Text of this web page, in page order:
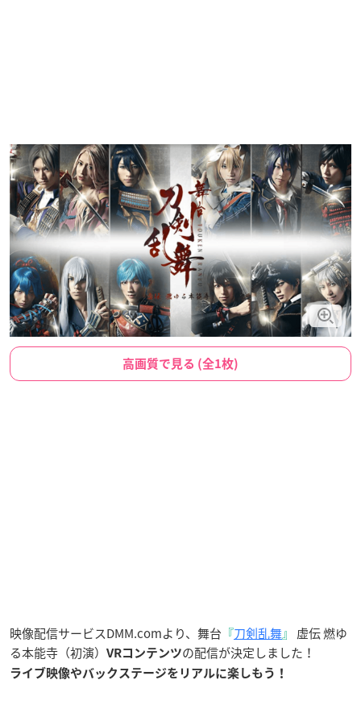
高画質で見る (全1枚)
映像配信サービスDMM.comより、舞台 『刀剣乱舞』 虚伝 燃ゆ
る本能寺（初演）
VRコンテンツの配信が決定しました！
ライブ映像やバックステージをリアルに楽しもう！